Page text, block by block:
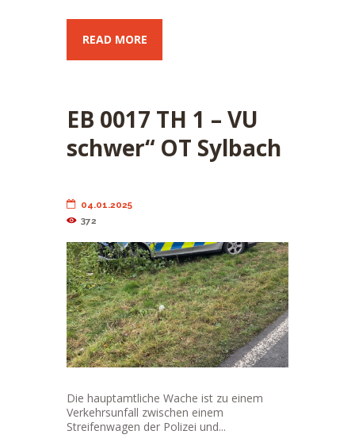
READ MORE
EB 0017 TH 1 – VU
schwer“ OT Sylbach
04.01.2025
372
Die hauptamtliche Wache ist zu einem
Verkehrsunfall zwischen einem
Streifenwagen der Polizei und...